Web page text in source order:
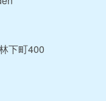
下町400